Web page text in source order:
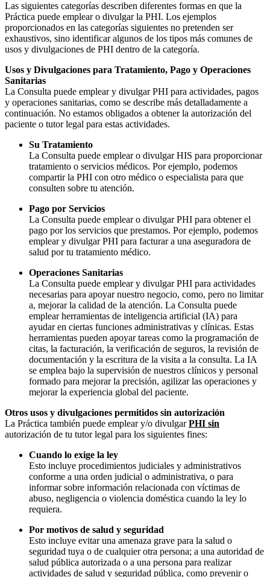
Las siguientes categorías describen diferentes formas en que la
Práctica puede emplear o divulgar la PHI. Los ejemplos
proporcionados en las categorías siguientes no pretenden ser
exhaustivos, sino identificar algunos de los tipos más comunes de
usos y divulgaciones de PHI dentro de la categoría.
Usos y Divulgaciones para Tratamiento, Pago y Operaciones
Sanitarias
La Consulta puede emplear y divulgar PHI para actividades, pagos
y operaciones sanitarias, como se describe más detalladamente a
continuación. No estamos obligados a obtener la autorización del
paciente o tutor legal para estas actividades.
Su Tratamiento
La Consulta puede emplear o divulgar HIS para proporcionar
tratamiento o servicios médicos. Por ejemplo, podemos
compartir la PHI con otro médico o especialista para que
consulten sobre tu atención.
Pago por Servicios
La Consulta puede emplear o divulgar PHI para obtener el
pago por los servicios que prestamos. Por ejemplo, podemos
emplear y divulgar PHI para facturar a una aseguradora de
salud por tu tratamiento médico.
Operaciones Sanitarias
La Consulta puede emplear y divulgar PHI para actividades
necesarias para apoyar nuestro negocio, como, pero no limitar
a, mejorar la calidad de la atención. La Consulta puede
emplear herramientas de inteligencia artificial (IA) para
ayudar en ciertas funciones administrativas y clínicas. Estas
herramientas pueden apoyar tareas como la programación de
citas, la facturación, la verificación de seguros, la revisión de
documentación y la escritura de la visita a la consulta. La IA
se emplea bajo la supervisión de nuestros clínicos y personal
formado para mejorar la precisión, agilizar las operaciones y
mejorar la experiencia global del paciente.
Otros usos y divulgaciones permitidos sin autorización
La Práctica también puede emplear y/o divulgarPHI sin
autorización de tu tutor legal para los siguientes fines:
Cuando lo exige la ley
Esto incluye procedimientos judiciales y administrativos
conforme a una orden judicial o administrativa, o para
informar sobre información relacionada con víctimas de
abuso, negligencia o violencia doméstica cuando la ley lo
requiera.
Por motivos de salud y seguridad
Esto incluye evitar una amenaza grave para la salud o
seguridad tuya o de cualquier otra persona; a una autoridad de
salud pública autorizada o a una persona para realizar
actividades de salud y seguridad pública, como prevenir o